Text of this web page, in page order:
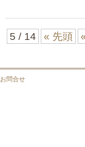
5 / 14 « 先頭
お問合せ